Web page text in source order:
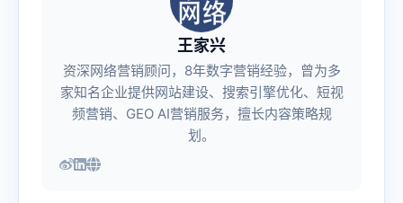
王家兴
资深网络营销顾问，8年数字营销经验，曾为多
家知名企业提供网站建设、搜索引擎优化、短视
频营销、GEO AI营销服务，擅长内容策略规
划。